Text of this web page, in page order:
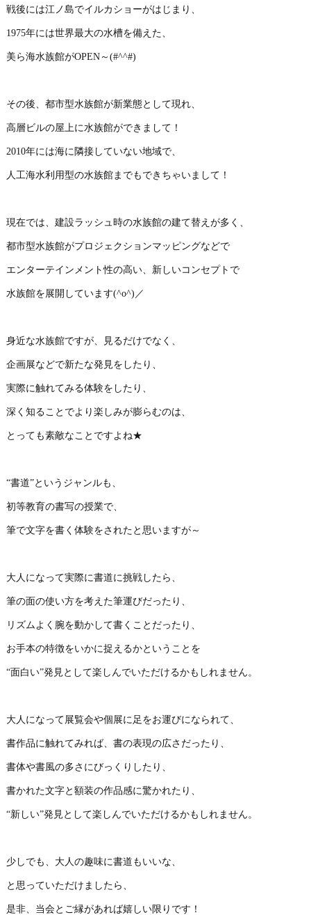
戦後には江ノ島でイルカショーがはじまり、
1975年には世界最大の水槽を備えた、
美ら海水族館がOPEN～(#^^#)
その後、都市型水族館が新業態として現れ、
高層ビルの屋上に水族館ができまして！
2010年には海に隣接していない地域で、
人工海水利用型の水族館までもできちゃいまして！
現在では、建設ラッシュ時の水族館の建て替えが多く、
都市型水族館がプロジェクションマッピングなどで
エンターテインメント性の高い、新しいコンセプトで
水族館を展開しています(^o^)／
身近な水族館ですが、見るだけでなく、
企画展などで新たな発見をしたり、
実際に触れてみる体験をしたり、
深く知ることでより楽しみが膨らむのは、
とっても素敵なことですよね★
“書道”というジャンルも、
初等教育の書写の授業で、
筆で文字を書く体験をされたと思いますが～
大人になって実際に書道に挑戦したら、
筆の面の使い方を考えた筆運びだったり、
リズムよく腕を動かして書くことだったり、
お手本の特徴をいかに捉えるかということを
“面白い”発見として楽しんでいただけるかもしれません。
大人になって展覧会や個展に足をお運びになられて、
書作品に触れてみれば、書の表現の広さだったり、
書体や書風の多さにびっくりしたり、
書かれた文字と額装の作品感に驚かれたり、
“新しい”発見として楽しんでいただけるかもしれません。
少しでも、大人の趣味に書道もいいな、
と思っていただけましたら、
是非、当会とご縁があれば嬉しい限りです！